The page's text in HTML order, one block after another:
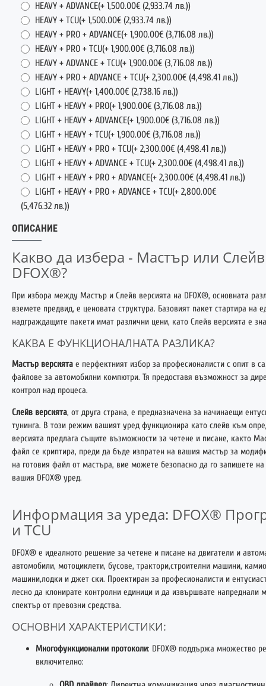
HEAVY + ADVANCE(+ 1,500.00€(2,933.74 лв.))
HEAVY + TCU(+ 1,500.00€(2,933.74 лв.))
HEAVY + PRO + ADVANCE(+ 1,900.00€(3,716.08 лв.))
HEAVY + PRO + TCU(+ 1,900.00€(3,716.08 лв.))
HEAVY + ADVANCE + TCU(+ 1,900.00€(3,716.08 лв.))
HEAVY + PRO + ADVANCE + TCU(+ 2,300.00€(4,498.41 лв.))
LIGHT + HEAVY(+ 1,400.00€(2,738.16 лв.))
LIGHT + HEAVY + PRO(+ 1,900.00€(3,716.08 лв.))
LIGHT + HEAVY + ADVANCE(+ 1,900.00€(3,716.08 лв.))
LIGHT + HEAVY + TCU(+ 1,900.00€(3,716.08 лв.))
LIGHT + HEAVY + PRO + TCU(+ 2,300.00€(4,498.41 лв.))
LIGHT + HEAVY + ADVANCE + TCU(+ 2,300.00€(4,498.41 лв.))
LIGHT + HEAVY + PRO + ADVANCE(+ 2,300.00€(4,498.41 лв.))
LIGHT + HEAVY + PRO + ADVANCE + TCU(+ 2,800.00€
(5,476.32 лв.))
ОПИСАНИЕ
Какво да избера - Мастър или
DFOX®?
При избора между Мастър и Слейв версията на DFOX®, основната
вземете предвид, е ценовата структура. Базовият пакет стартира на
надграждащите пакети имат различни цени, като Слейв версията е
КАКВА Е ФУНКЦИОНАЛНАТА РАЗЛИКА?
Мастър версията е перфектният избор за професионалисти с опит в
файлове за автомобилни компютри. Тя предоставя възможност за
контрол над процеса.
Слейв версията, от друга страна, е предназначена за начинаещи
тунинга. В този режим вашият уред функционира като слейв към
версията предлага същите възможности за четене и писане, както
файл се криптира, преди да бъде изпратен на вашия мастър за
на готовия файл от мастъра, вие можете безопасно да го запишете
вашия DFOX® уред.
Информация за уреда: DFOX®
и TCU
DFOX® е идеалното решение за четене и писане на двигатели и
автомобили, мотоциклети, бусове, трактори,строителни машини,
машини,лодки и джет ски. Проектиран за професионалисти и
лесно да клонирате контролни единици и да извършвате напреднали
спектър от превозни средства.
ОСНОВНИ ХАРАКТЕРИСТИКИ:
Многофункционални протоколи: DFOX® поддържа множество
включително: